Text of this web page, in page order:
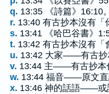
q. 13:35 《詩篇》16:10。
r. 13:40 有古抄本沒有「
s. 13:41 《哈巴谷書》1:5
t. 13:42 有古抄本沒有「
u. 13:42 大家——有古抄
v. 13:44 主——有古抄本
w. 13:44 福音——原文直
x. 13:46 神的話語——或